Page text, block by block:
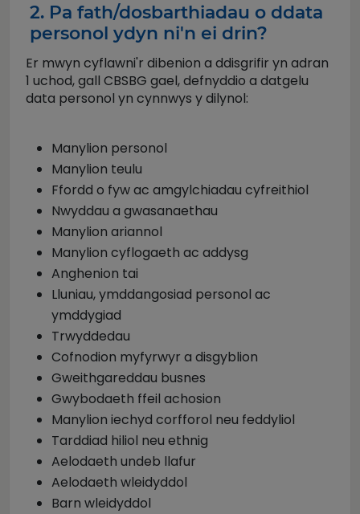
2. Pa fath/dosbarthiadau o ddata
personol ydyn ni'n ei drin?
Er mwyn cyflawni'r dibenion a ddisgrifir yn adran
1 uchod, gall CBSBG gael, defnyddio a datgelu
data personol yn cynnwys y dilynol:
Manylion personol
Manylion teulu
Ffordd o fyw ac amgylchiadau cyfreithiol
Nwyddau a gwasanaethau
Manylion ariannol
Manylion cyflogaeth ac addysg
Anghenion tai
Lluniau, ymddangosiad personol ac
ymddygiad
Trwyddedau
Cofnodion myfyrwyr a disgyblion
Gweithgareddau busnes
Gwybodaeth ffeil achosion
Manylion iechyd corfforol neu feddyliol
Tarddiad hiliol neu ethnig
Aelodaeth undeb llafur
Aelodaeth wleidyddol
Barn wleidyddol